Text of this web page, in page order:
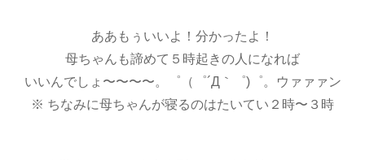
ああもぅいいよ！分かったよ！
母ちゃんも諦めて５時起きの人になれば
いいんでしょ〜〜〜〜。゜（゜´Д｀゜)゜。ウァァァン
※ ちなみに母ちゃんが寝るのはたいてい２時〜３時